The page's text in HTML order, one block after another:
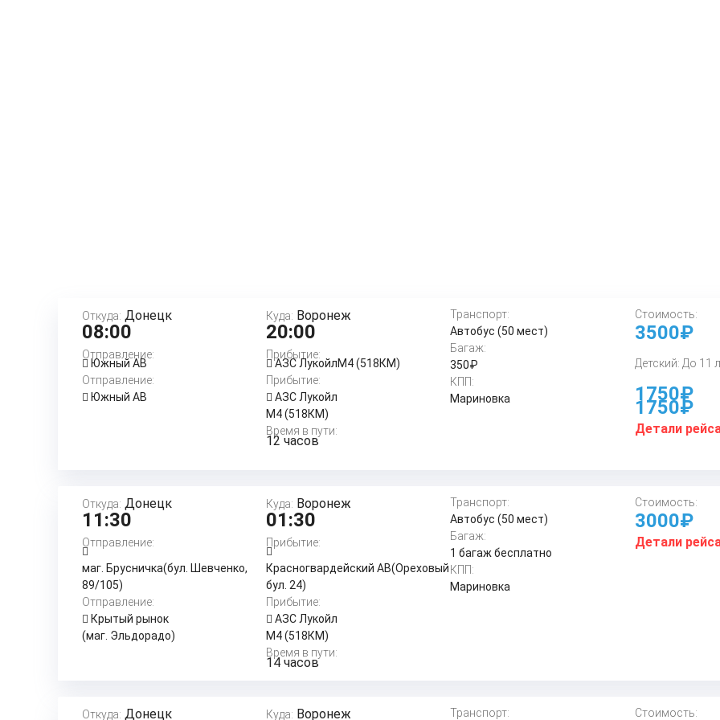
Откуда: Донецк
08:00
Отправление:
Южный АВ
Отправление:
Южный АВ
Куда: Воронеж
20:00
Прибытие:
АЗС ЛукойлМ4 (518КМ)
Прибытие:
АЗС Лукойл
М4 (518КМ)
Время в пути:
12 часов
Транспорт:
Автобус (50 мест)
Багаж:
350₽
КПП:
Мариновка
Стоимость:
3500₽
Детский: До 11
1750₽
1750₽
Детали
Откуда: Донецк
11:30
Отправление:
маг. Брусничка(бул. Шевченко,
89/105)
Отправление:
Крытый рынок
(маг. Эльдорадо)
Куда: Воронеж
01:30
Прибытие:
Красногвардейский АВ(Ореховый
бул. 24)
Прибытие:
АЗС Лукойл
М4 (518КМ)
Время в пути:
14 часов
Транспорт:
Автобус (50 мест)
Багаж:
1 багаж бесплатно
КПП:
Мариновка
Стоимость:
3000₽
Детали
Откуда: Донецк Куда: Воронеж Транспорт: Стоимость: